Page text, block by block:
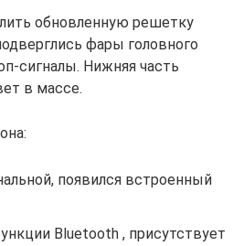
обновленную решетку
фары головного
сигналы. Нижняя часть
в массе.
появился встроенный
Bluetooth , присутствует